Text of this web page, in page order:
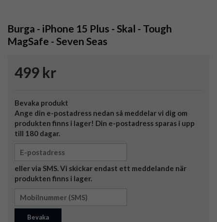
Burga - iPhone 15 Plus - Skal - Tough
MagSafe - Seven Seas
499 kr
Bevaka produkt
Ange din e-postadress nedan så meddelar vi dig om
produkten finns i lager! Din e-postadress sparas i upp
till 180 dagar.
eller via SMS. Vi skickar endast ett meddelande när
produkten finns i lager.
Bevaka